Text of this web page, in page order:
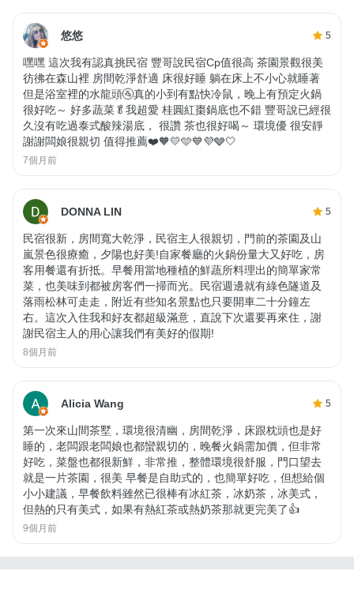
悠悠 5
嘿嘿 這次我有認真挑民宿 豐哥說民宿Cp值很高 茶園景觀很美
彷彿在森山裡 房間乾淨舒適 床很好睡 躺在床上不小心就睡著
但是浴室裡的水龍頭🚰真的小到有點快冷鼠，晚上有預定火鍋
很好吃～ 好多蔬菜🥬我超愛 桂圓紅棗鍋底也不錯 豐哥說已經很
久沒有吃過泰式酸辣湯底， 很讚 茶也很好喝～ 環境優 很安靜
謝謝闆娘很親切 值得推薦❤️🧡💛🩵💙💜🩶🤍
7個月前
DONNA LIN 5
民宿很新，房間寬大乾淨，民宿主人很親切，門前的茶園及山
嵐景色很療癒，夕陽也好美!自家餐廳的火鍋份量大又好吃，房
客用餐還有折抵。早餐用當地種植的鮮蔬所料理出的簡單家常
菜，也美味到都被房客們一掃而光。民宿週邊就有綠色隧道及
落雨松林可走走，附近有些知名景點也只要開車二十分鐘左
右。這次入住我和好友都超級滿意，直說下次還要再來住，謝
謝民宿主人的用心讓我們有美好的假期!
8個月前
Alicia Wang 5
第一次來山間茶墅，環境很清幽，房間乾淨，床跟枕頭也是好
睡的，老闆跟老闆娘也都蠻親切的，晚餐火鍋需加價，但非常
好吃，菜盤也都很新鮮，非常推，整體環境很舒服，門口望去
就是一片茶園，很美 早餐是自助式的，也簡單好吃，但想給個
小小建議，早餐飲料雖然已很棒有冰紅茶，冰奶茶，冰美式，
但熱的只有美式，如果有熱紅茶或熱奶茶那就更完美了👍
9個月前